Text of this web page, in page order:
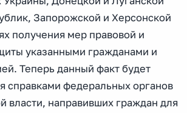
Запорожской и Херсонской
получения мер правовой и
указанными гражданами и
Теперь данный факт будет
справками федеральных органов
власти, направивших граждан для